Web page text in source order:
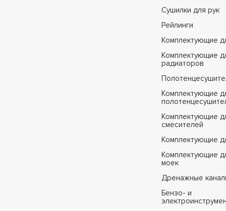
Сушилки для рук
Рейлинги
Комплектующие
Комплектующие
радиаторов
Комплектующие
Комплектующие
смесителей
Комплектующие
Комплектующие
моек
Дренажные
Бензо- и